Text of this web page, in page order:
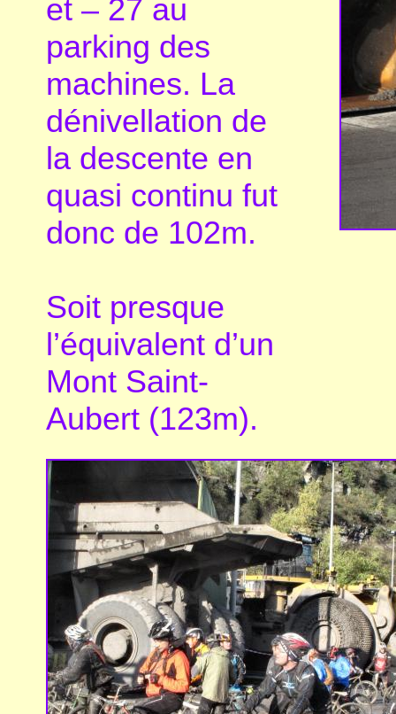
et – 27 au
parking des
machines. La
dénivellation de
la descente en
quasi continu fut
donc de 102m.
Soit presque
l’équivalent d’un
Mont Saint-
Aubert (123m).